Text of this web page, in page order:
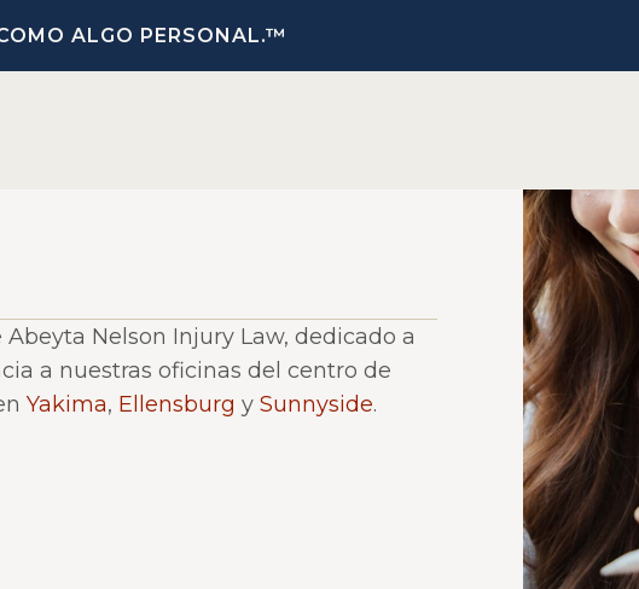
ALGO PERSONAL.™
Nelson Injury Law, dedicado a
a nuestras oficinas del centro de
Yakima, Ellensburg ySunnyside.